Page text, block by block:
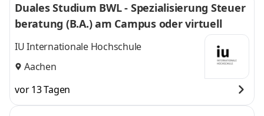
Duales Studium BWL - Spezialisierung Steuer
beratung (B.A.) am Campus oder virtuell
IU Internationale Hochschule
Aachen
vor 13 Tagen